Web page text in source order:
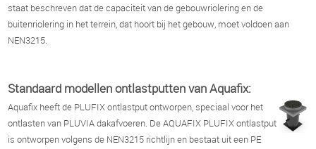
staat beschreven dat de capaciteit van de gebouwriolering en de
buitenriolering in het terrein, dat hoort bij het gebouw, moet voldoen aan
NEN3215.
Standaard modellen ontlastputten van Aquafix:
Aquafix heeft de PLUFIX ontlastput ontworpen, speciaal voor het
ontlasten van PLUVIA dakafvoeren. De AQUAFIX PLUFIX ontlastput
is ontworpen volgens de NEN3215 richtlijn en bestaat uit een PE